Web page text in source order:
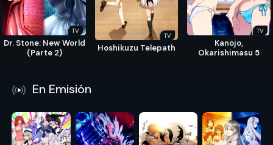
En Emisión
TV
Dr. Stone: New World
(Parte 2)
TV
Hoshikuzu Telepath
TV
Kanojo,
Okarishimasu 5